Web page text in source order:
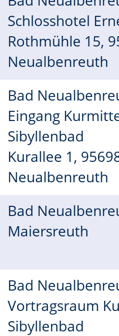
Schlosshotel
Rothmühle 15,
Neualbenreuth
Bad
Eingang
Sibyllenbad
Kurallee 1,
Neualbenreuth
Bad
Maiersreuth
Bad
Vortragsraum
Sibyllenbad